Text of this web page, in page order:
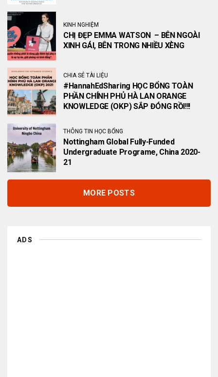
KINH NGHIỆM
CHỊ ĐẸP EMMA WATSON – BÊN NGOÀI
XINH GÁI, BÊN TRONG NHIỀU XÈNG
CHIA SẺ TÀI LIỆU
#HannahEdSharing HỌC BỔNG TOÀN
PHẦN CHÍNH PHỦ HÀ LAN ORANGE
KNOWLEDGE (OKP) SẮP ĐÓNG RỒI!!!
THÔNG TIN HỌC BỔNG
Nottingham Global Fully-Funded
Undergraduate Programe, China 2020-
21
MORE POSTS
ADS